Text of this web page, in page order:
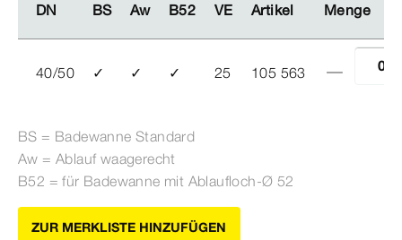
DN BS Aw B52 VE Artikel Menge
DN BS Aw B52 VE Artikel Menge
40/50 ✓ ✓ ✓ 25 105 563
BS = Badewanne Standard
Aw = Ablauf waagerecht
B52 = für Badewanne mit Ablaufloch-Ø 52
ZUR MERKLISTE HINZUFÜGEN